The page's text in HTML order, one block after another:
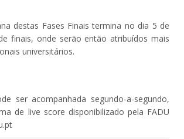
destas Fases Finais termina no dia 5 de
finais, onde serão então atribuídos mais
universitários.
ser acompanhada segundo-a-segundo,
de live score disponibilizado pela FADU